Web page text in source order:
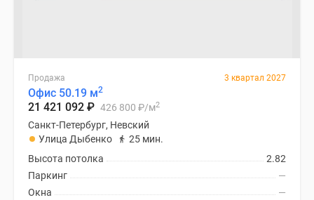
Продажа 3 квартал 2027
Офис 50.19 м2
21 421 092 ₽ 426 800 ₽/м2
Санкт-Петербург, Невский
Улица Дыбенко
25 мин.
2.82
Высота потолка
—
Паркинг
—
Окна